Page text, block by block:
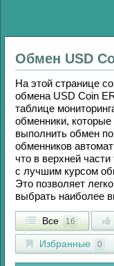
Обмен USD
На этой странице
обмена USD Coin
таблице
обменники,
выполнить обмен
обменников
что в верхней
с лучшим курсом
Это позволяет
выбрать наиболее
Все 16
Избранные 0